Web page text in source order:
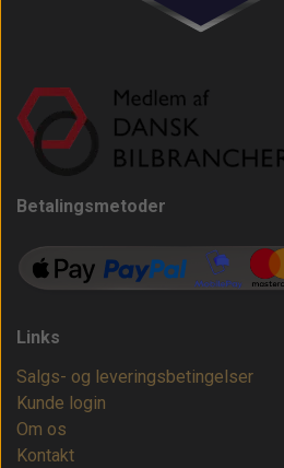
Betalingsmetoder
Links
Salgs- og leveringsbetingelser
Kunde login
Om os
Kontakt